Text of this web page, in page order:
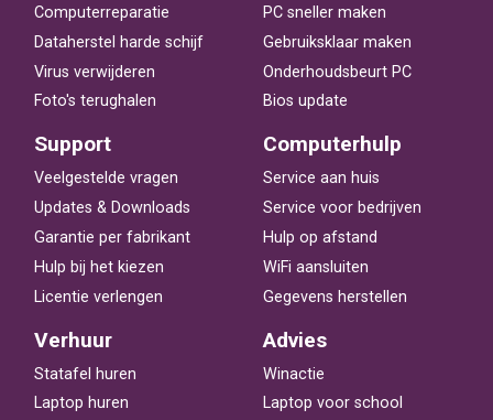
Computerreparatie
Dataherstel harde schijf
Virus verwijderen
Foto's terughalen
PC sneller maken
Gebruiksklaar maken
Onderhoudsbeurt PC
Bios update
Support
Veelgestelde vragen
Updates & Downloads
Garantie per fabrikant
Hulp bij het kiezen
Licentie verlengen
Computerhulp
Service aan huis
Service voor bedrijven
Hulp op afstand
WiFi aansluiten
Gegevens herstellen
Verhuur
Statafel huren
Laptop huren
Advies
Winactie
Laptop voor school